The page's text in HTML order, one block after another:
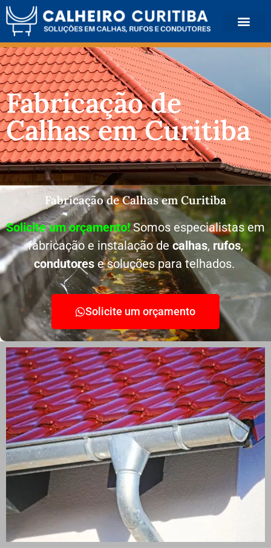
Fabricação de
Calhas em Curitiba
Fabricação de Calhas em Curitiba
Solicite um orçamento!Somos especialistas em
fabricação e instalação de calhas, rufos,
condutores e soluções para telhados.
Solicite um orçamento